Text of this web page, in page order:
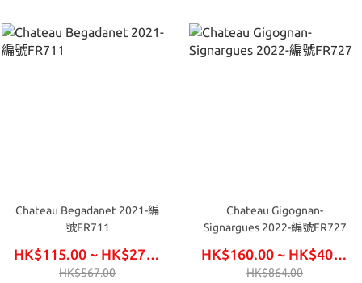
Chateau Begadanet 2021-編
號FR711
HK$115.00 ~ HK$270.00
HK$567.00
Chateau Gigognan-
Signargues 2022-編號FR727
HK$160.00 ~ HK$405.00
HK$864.00